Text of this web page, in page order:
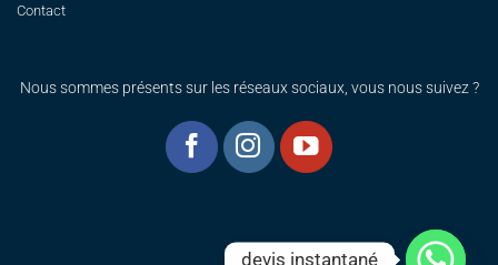
Contact
Nous sommes présents sur les réseaux sociaux, vous nous suivez ?
devis instantané